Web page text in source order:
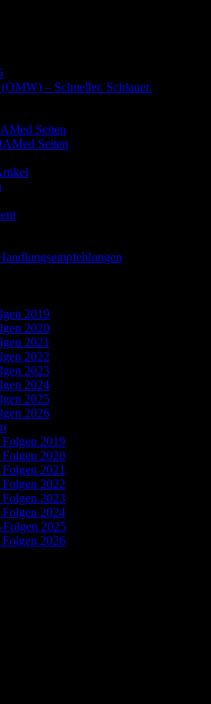
– Schneller. Schlauer.
Seiten
Seiten
2019
2020
2021
2022
2023
2024
2025
2026
Folgen 2019
Folgen 2020
2021
2022
Folgen 2023
Folgen 2024
Folgen 2025
Folgen 2026